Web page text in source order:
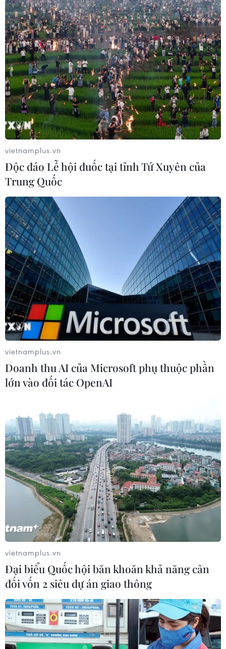
vietnamplus.vn
Độc đáo Lễ hội đuốc tại tỉnh Tứ Xuyên của
Trung Quốc
vietnamplus.vn
Doanh thu AI của Microsoft phụ thuộc phần
lớn vào đối tác OpenAI
vietnamplus.vn
Đại biểu Quốc hội băn khoăn khả năng cân
đối vốn 2 siêu dự án giao thông